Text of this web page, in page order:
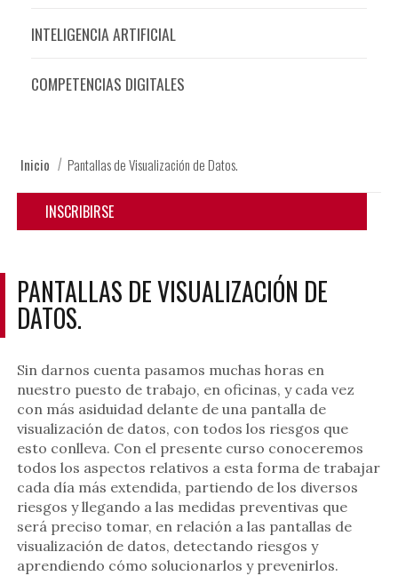
INTELIGENCIA ARTIFICIAL
COMPETENCIAS DIGITALES
Inicio Pantallas de Visualización de Datos.
INSCRIBIRSE
PANTALLAS DE VISUALIZACIÓN DE
DATOS.
Sin darnos cuenta pasamos muchas horas en
nuestro puesto de trabajo, en oficinas, y cada vez
con más asiduidad delante de una pantalla de
visualización de datos, con todos los riesgos que
esto conlleva. Con el presente curso conoceremos
todos los aspectos relativos a esta forma de trabajar
cada día más extendida, partiendo de los diversos
riesgos y llegando a las medidas preventivas que
será preciso tomar, en relación a las pantallas de
visualización de datos, detectando riesgos y
aprendiendo cómo solucionarlos y prevenirlos.